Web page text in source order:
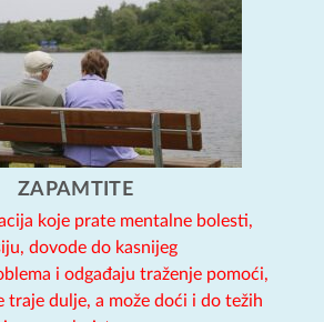
ZAPAMTITE
koje prate mentalne bolesti,
dovode do kasnijeg
i odgađaju traženje pomoći,
traje dulje, a može doći i do težih